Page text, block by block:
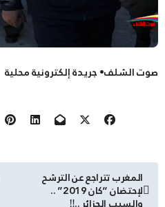
صوت الشلف• جريدة إلكترونية محلية
تصفّح
المقالات
المغرب تتراجع عن الترشح
لإحتضان “كان 2019” ..
والسبب الجزائر ..‼